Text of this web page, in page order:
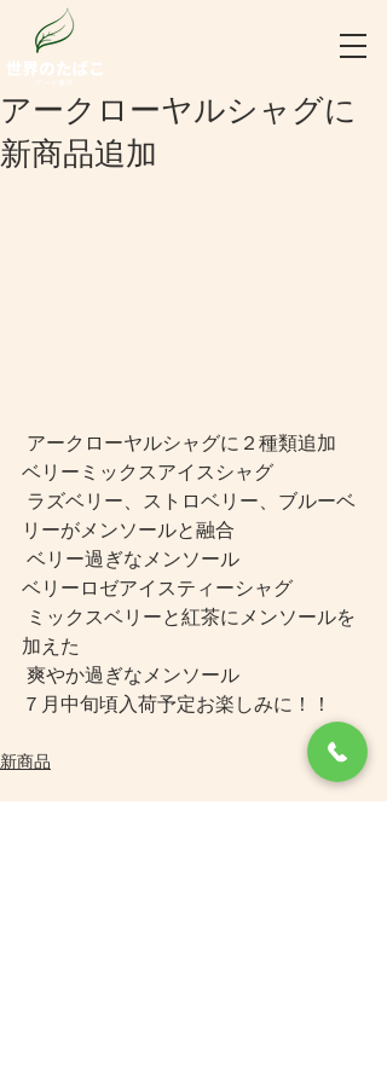
アークローヤルシャグに
新商品追加
アークローヤルシャグに２種類追加
ベリーミックスアイスシャグ
リーがメンソールと融合
ベリー過ぎなメンソール
ベリーロゼアイスティーシャグ
加えた
爽やか過ぎなメンソール
７月中旬頃入荷予定お楽しみに！！
新商品